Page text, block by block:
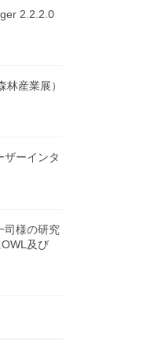
2.2.2.0
産業展）
ザーインタ
司様の研究
OWL及び